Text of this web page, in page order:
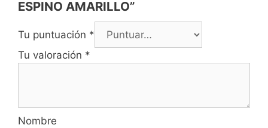
ESPINO AMARILLO”
Tu puntuación *
Tu valoración *
Nombre